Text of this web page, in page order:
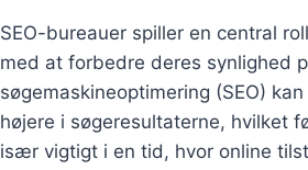
SEO-bureauer spiller en central
med at forbedre deres synlighed
søgemaskineoptimering (SEO)
højere i søgeresultaterne, hvilket
især vigtigt i en tid, hvor online